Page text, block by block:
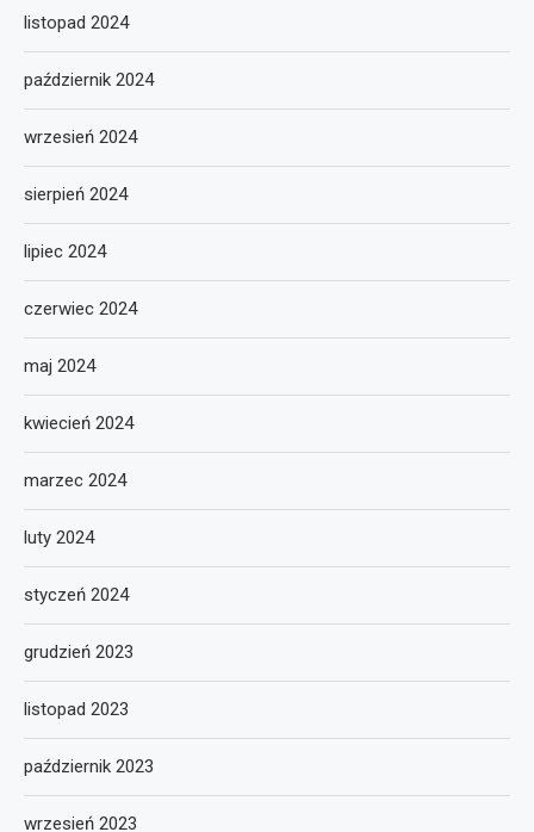
listopad 2024
październik 2024
wrzesień 2024
sierpień 2024
lipiec 2024
czerwiec 2024
maj 2024
kwiecień 2024
marzec 2024
luty 2024
styczeń 2024
grudzień 2023
listopad 2023
październik 2023
wrzesień 2023